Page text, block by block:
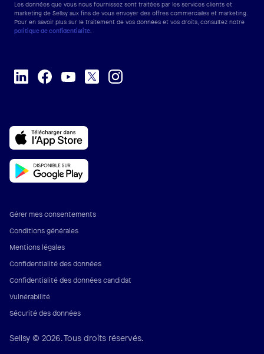
Les données que vous nous fournissez sont traitées par les services clients et
marketing de Sellsy aux fins de vous envoyer des offres commerciales et marketing.
Pour en savoir plus sur le traitement de vos données et vos droits, consultez notre
politique de confidentialité.
Gérer mes consentements
Conditions générales
Mentions légales
Confidentialité des données
Confidentialité des données candidat
Vulnérabilité
Sécurité des données
Sellsy © 2026. Tous droits réservés.